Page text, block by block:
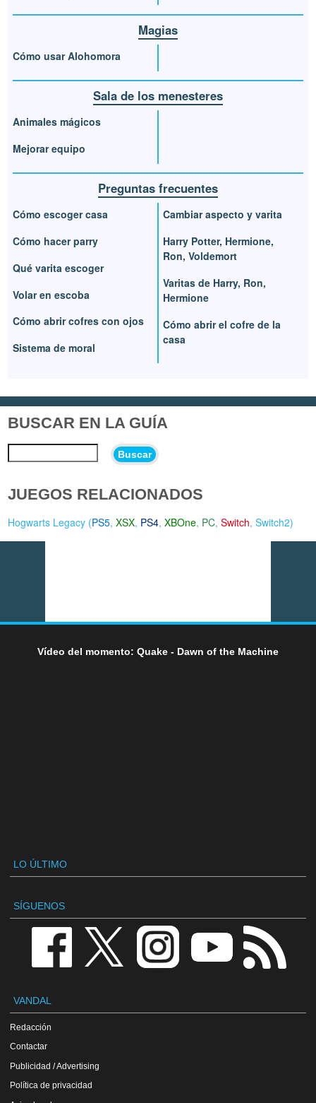
Magias
Cómo usar Alohomora
Sala de los menesteres
Animales mágicos
Mejorar equipo
Preguntas frecuentes
Cómo escoger casa
Cómo hacer parry
Qué varita escoger
Volar en escoba
Cómo abrir cofres con ojos
Sistema de moral
Cambiar aspecto y varita
Harry Potter, Hermione,
Ron, Voldemort
Varitas de Harry, Ron,
Hermione
Cómo abrir el cofre de la
casa
BUSCAR EN LA GUÍA
Buscar
JUEGOS RELACIONADOS
Hogwarts Legacy (PS5,XSX, PS4,XBOne, PC,Switch,Switch2)
Vídeo del momento: Quake - Dawn of the Machine
LO ÚLTIMO
SÍGUENOS
VANDAL
Redacción
Contactar
Publicidad / Advertising
Política de privacidad